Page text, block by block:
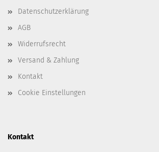
Datenschutzerklärung
AGB
Widerrufsrecht
Versand & Zahlung
Kontakt
Cookie Einstellungen
Kontakt